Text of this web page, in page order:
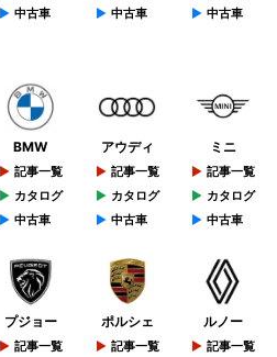
中古車
中古車
中古車
BMW
記事一覧
カタログ
中古車
アウディ
記事一覧
カタログ
中古車
ミニ
記事一覧
カタログ
中古車
プジョー
記事一覧
ポルシェ
記事一覧
ルノー
記事一覧